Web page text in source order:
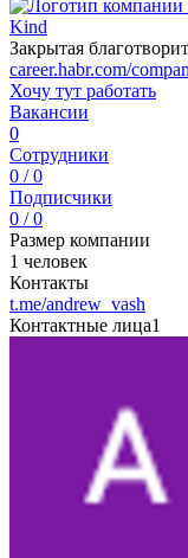
Kind
Закрытая
career.habr.com/
Хочу тут работать
Вакансии
0
Сотрудники
0 / 0
Подписчики
0 / 0
Размер компании
1 человек
Контакты
t.me/andrew_vash
Контактные лица1